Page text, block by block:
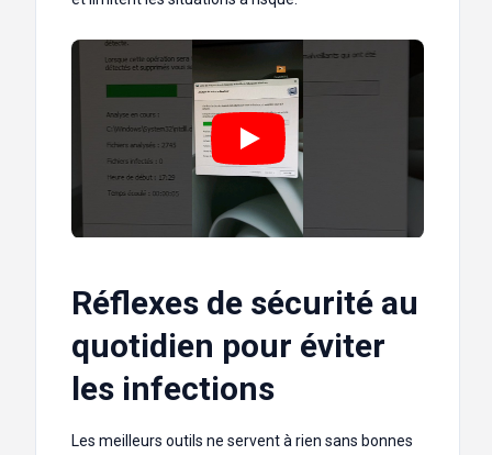
Réflexes de sécurité au
quotidien pour éviter
les infections
Les meilleurs outils ne servent à rien sans bonnes